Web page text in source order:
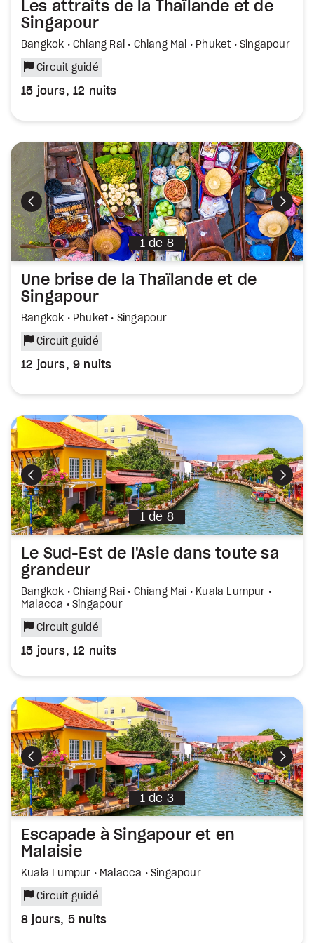
Les attraits de la Thaïlande et de
Singapour
Bangkok • Chiang Rai • Chiang Mai • Phuket • Singapour
Circuit guidé
15 jours, 12 nuits
Précédent
1 de 8
Une brise de la Thaïlande et de
Singapour
Bangkok • Phuket • Singapour
Circuit guidé
12 jours, 9 nuits
Précédent
1 de 8
Le Sud-Est de l'Asie dans toute sa
grandeur
Bangkok • Chiang Rai • Chiang Mai • Kuala Lumpur •
Malacca • Singapour
Circuit guidé
15 jours, 12 nuits
Précédent
1 de 3
Escapade à Singapour et en
Malaisie
Kuala Lumpur • Malacca • Singapour
Circuit guidé
8 jours, 5 nuits